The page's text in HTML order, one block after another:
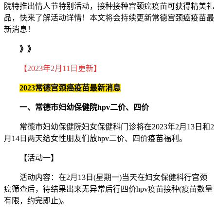
院特推出情人节特别活动，接种接种宫颈癌疫苗可获得精美礼
品，快来了解活动详情！本文将会持续更新常德宫颈癌疫苗最
新消息！
》》
【2023年2月11日更新】
2023常德宫颈癌疫苗最新消息
一、常德市妇幼保健院hpv二价、四价
常德市妇幼保健院妇女保健科门诊将在2023年2月13日和2
月14日两天给女性朋友们放hpv二价、四价疫苗福利。
【活动一】
活动内容：在2月13日(星期一)当天在妇女保健科行宫颈
癌筛查后，待结果出来无异常后行四价hpv疫苗接种(疫苗数量
有限，约完即止)。